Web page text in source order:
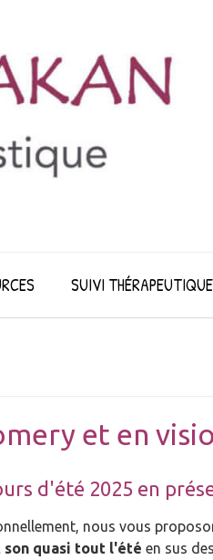
SUIVI THÉRAPEUTIQUE
et en visio
d'été 2025 en
nous vous
son quasi tout l'étéen sus